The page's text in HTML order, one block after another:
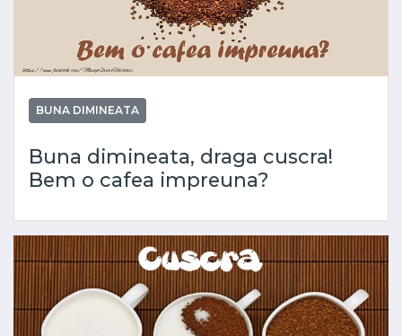
BUNA DIMINEATA
Buna dimineata, draga cuscra!
Bem o cafea impreuna?